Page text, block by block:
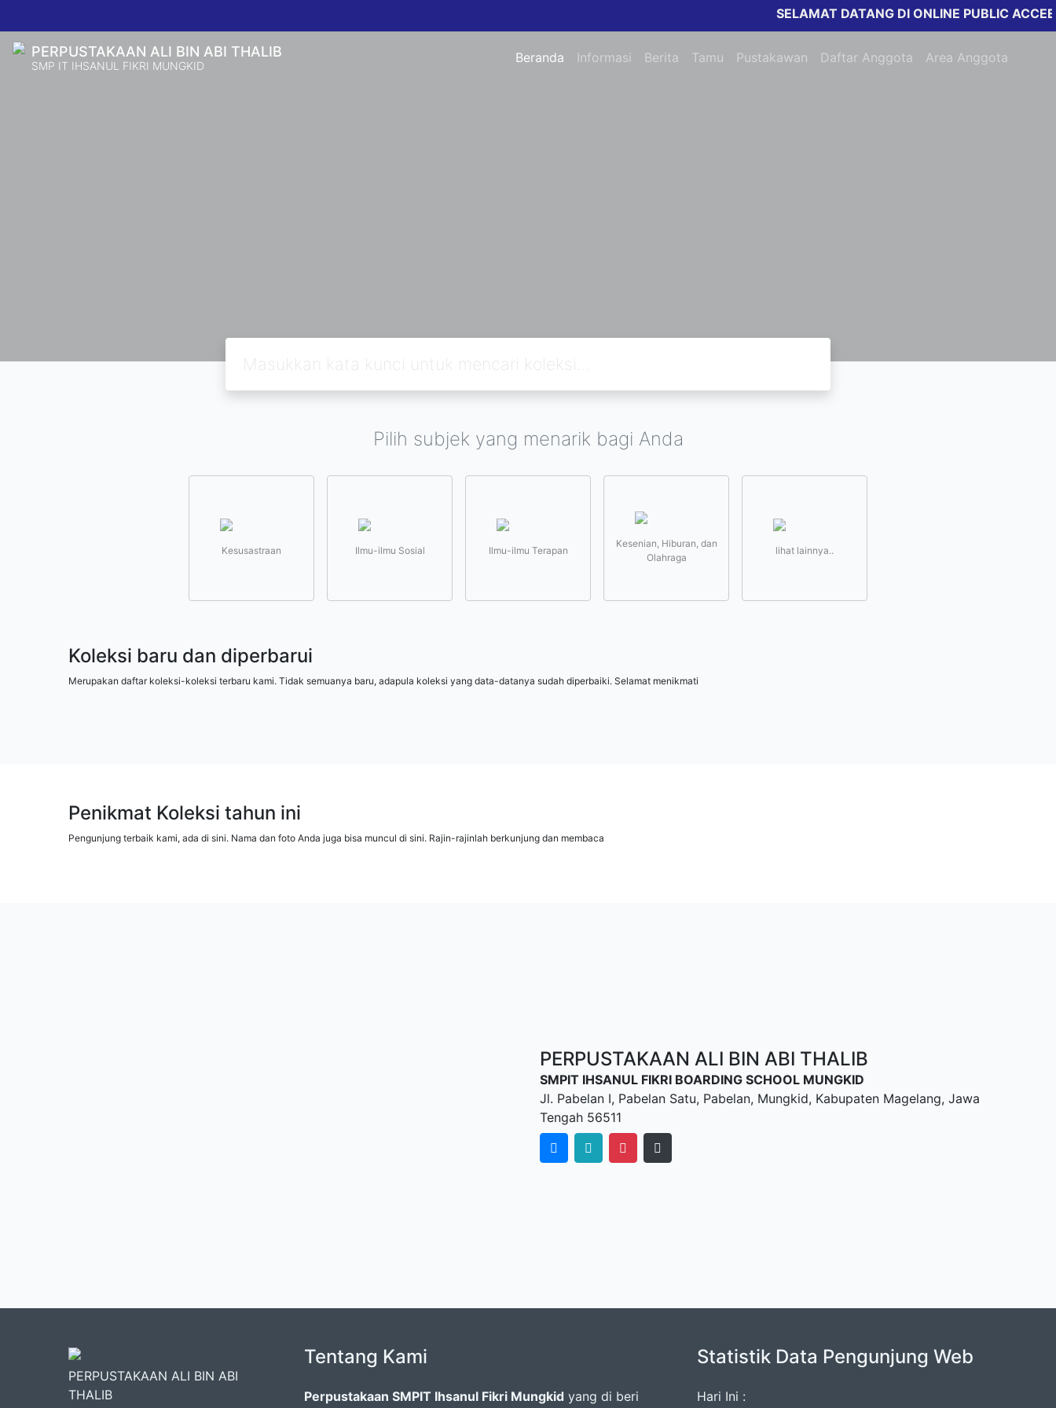
SELAMAT DATANG DI ONLINE PUBLIC
PERPUSTAKAAN ALI BIN ABI THALIB
SMP IT IHSANUL FIKRI MUNGKID Beranda Informasi Berita Tamu Pustakawan Daftar Anggota Area Anggota
Pilih subjek yang menarik bagi Anda
Kesusastraan Ilmu-ilmu Sosial Ilmu-ilmu Terapan
Kesenian, Hiburan, dan
Olahraga
lihat lainnya..
Koleksi baru dan diperbarui
Merupakan daftar koleksi-koleksi terbaru kami. Tidak semuanya baru, adapula koleksi yang data-datanya sudah diperbaiki. Selamat menikmati
Penikmat Koleksi tahun ini
Pengunjung terbaik kami, ada di sini. Nama dan foto Anda juga bisa muncul di sini. Rajin-rajinlah berkunjung dan membaca
PERPUSTAKAAN ALI BIN ABI THALIB
SMPIT IHSANUL FIKRI BOARDING SCHOOL MUNGKID
Jl. Pabelan I, Pabelan Satu, Pabelan, Mungkid, Kabupaten Magelang, Jawa
Tengah 56511
PERPUSTAKAAN ALI BIN ABI
THALIB
Tentang Kami
Perpustakaan SMPIT Ihsanul Fikri Mungkid yang di beri
Statistik Data Pengunjung Web
Hari Ini :